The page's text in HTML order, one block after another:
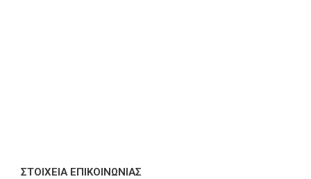
ΣΤΟΙΧΕΊΑ ΕΠΙΚΟΙΝΩΝΊΑΣ